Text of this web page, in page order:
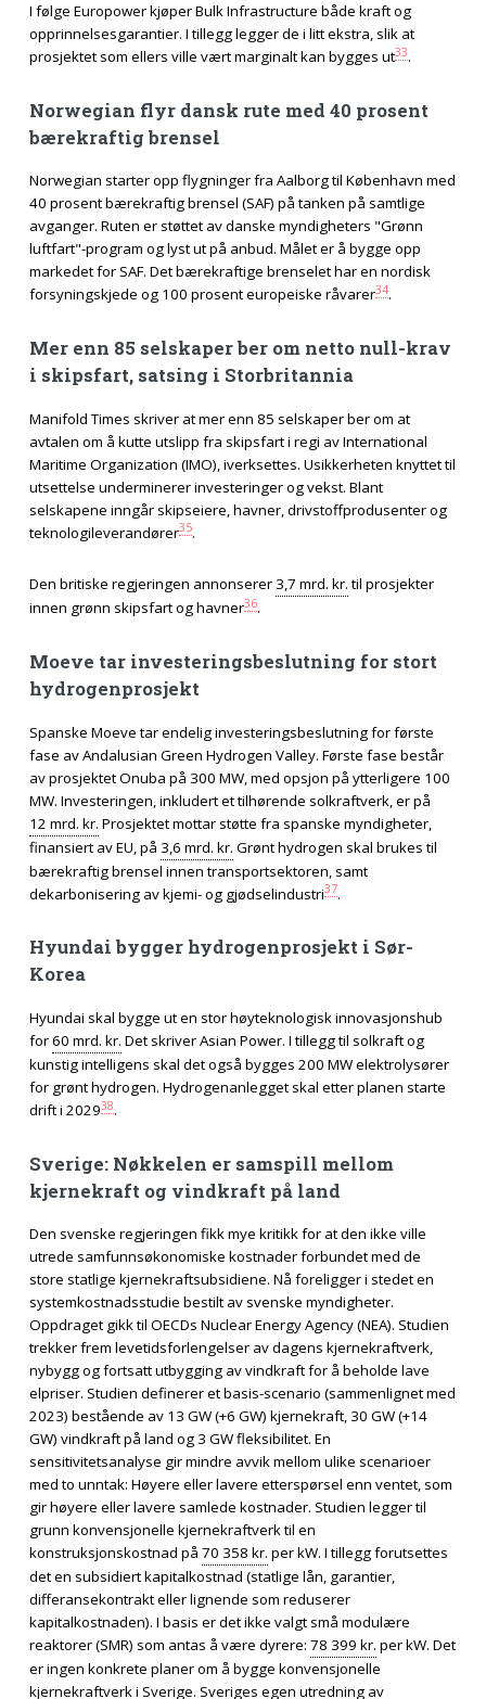
I følge Europower kjøper Bulk Infrastructure både kraft og
opprinnelsesgarantier. I tillegg legger de i litt ekstra, slik at
prosjektet som ellers ville vært marginalt kan bygges ut33.
Norwegian flyr dansk rute med 40 prosent
bærekraftig brensel
Norwegian starter opp flygninger fra Aalborg til København med
40 prosent bærekraftig brensel (SAF) på tanken på samtlige
avganger. Ruten er støttet av danske myndigheters "Grønn
luftfart"-program og lyst ut på anbud. Målet er å bygge opp
markedet for SAF. Det bærekraftige brenselet har en nordisk
forsyningskjede og 100 prosent europeiske råvarer34.
Mer enn 85 selskaper ber om netto null-krav
i skipsfart, satsing i Storbritannia
Manifold Times skriver at mer enn 85 selskaper ber om at
avtalen om å kutte utslipp fra skipsfart i regi av International
Maritime Organization (IMO), iverksettes. Usikkerheten knyttet til
utsettelse underminerer investeringer og vekst. Blant
selskapene inngår skipseiere, havner, drivstoffprodusenter og
teknologileverandører35.
Den britiske regjeringen annonserer 3,7 mrd. kr.til prosjekter
innen grønn skipsfart og havner36.
Moeve tar investeringsbeslutning for stort
hydrogenprosjekt
Spanske Moeve tar endelig investeringsbeslutning for første
fase av Andalusian Green Hydrogen Valley. Første fase består
av prosjektet Onuba på 300 MW, med opsjon på ytterligere 100
MW. Investeringen, inkludert et tilhørende solkraftverk, er på
12 mrd. kr. Prosjektet mottar støtte fra spanske myndigheter,
finansiert av EU, på 3,6 mrd. kr. Grønt hydrogen skal brukes til
bærekraftig brensel innen transportsektoren, samt
dekarbonisering av kjemi- og gjødselindustri37.
Hyundai bygger hydrogenprosjekt i Sør-
Korea
Hyundai skal bygge ut en stor høyteknologisk innovasjonshub
for60 mrd. kr. Det skriver Asian Power. I tillegg til solkraft og
kunstig intelligens skal det også bygges 200 MW elektrolysører
for grønt hydrogen. Hydrogenanlegget skal etter planen starte
drift i 202938.
Sverige: Nøkkelen er samspill mellom
kjernekraft og vindkraft på land
Den svenske regjeringen fikk mye kritikk for at den ikke ville
utrede samfunnsøkonomiske kostnader forbundet med de
store statlige kjernekraftsubsidiene. Nå foreligger i stedet en
systemkostnadsstudie bestilt av svenske myndigheter.
Oppdraget gikk til OECDs Nuclear Energy Agency (NEA). Studien
trekker frem levetidsforlengelser av dagens kjernekraftverk,
nybygg og fortsatt utbygging av vindkraft for å beholde lave
elpriser. Studien definerer et basis-scenario (sammenlignet med
2023) bestående av 13 GW (+6 GW) kjernekraft, 30 GW (+14
GW) vindkraft på land og 3 GW fleksibilitet. En
sensitivitetsanalyse gir mindre avvik mellom ulike scenarioer
med to unntak: Høyere eller lavere etterspørsel enn ventet, som
gir høyere eller lavere samlede kostnader. Studien legger til
grunn konvensjonelle kjernekraftverk til en
konstruksjonskostnad på 70 358 kr. per kW. I tillegg forutsettes
det en subsidiert kapitalkostnad (statlige lån, garantier,
differansekontrakt eller lignende som reduserer
kapitalkostnaden). I basis er det ikke valgt små modulære
reaktorer (SMR) som antas å være dyrere: 78 399 kr. per kW. Det
er ingen konkrete planer om å bygge konvensjonelle
kjernekraftverk i Sverige. Sveriges egen utredning av